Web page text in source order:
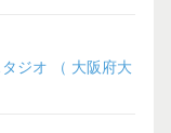
ジオ （ 大阪府大